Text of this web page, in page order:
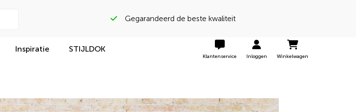
Inspiratie STIJLDOK
Klantenservice Inloggen Winkelwagen